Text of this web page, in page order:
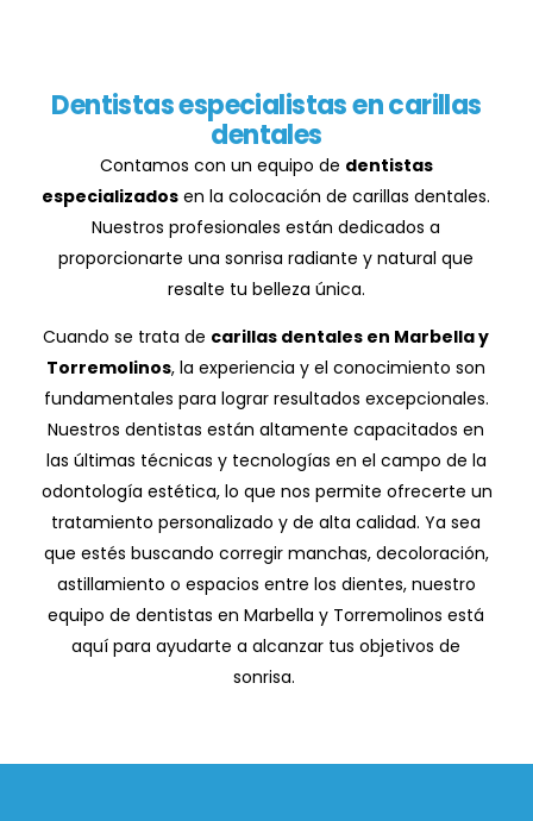
Dentistas especialistas en carillas
dentales
Contamos con un equipo de dentistas
especializados en la colocación de carillas dentales.
Nuestros profesionales están dedicados a
proporcionarte una sonrisa radiante y natural que
resalte tu belleza única.
Cuando se trata de carillas dentales en Marbella y
Torremolinos, la experiencia y el conocimiento son
fundamentales para lograr resultados excepcionales.
Nuestros dentistas están altamente capacitados en
las últimas técnicas y tecnologías en el campo de la
odontología estética, lo que nos permite ofrecerte un
tratamiento personalizado y de alta calidad. Ya sea
que estés buscando corregir manchas, decoloración,
astillamiento o espacios entre los dientes, nuestro
equipo de dentistas en Marbella y Torremolinos está
aquí para ayudarte a alcanzar tus objetivos de
sonrisa.